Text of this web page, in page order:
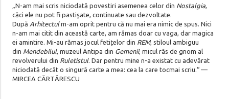
„N-am mai scris niciodată povestiri asemenea celor din Nostalgia,
căci ele nu pot fi pastişate, continuate sau dezvoltate.
După Arhitectulm-am oprit pentru că nu mai era nimic de spus. Nici
n-am mai citit din această carte, am rămas doar cu vaga, dar magica
ei amintire. Mi-au rămas jocul fetițelor din REM, stiloul ambiguu
din Mendebilul, muzeul Antipa din Gemenii, micul râs de gnom al
revolverului din Ruletistul. Dar pentru mine n-a existat cu adevărat
niciodată decât o singură carte a mea: cea la care tocmai scriu.“ —
MIRCEA CĂRTĂRESCU